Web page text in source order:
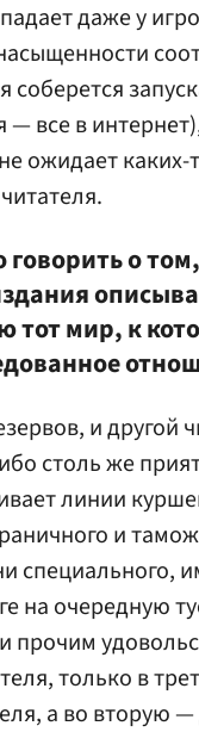
даже у
соберется
все в
ожидает каких-
о
тот мир, к
и другой
столь же
линии
и
специального,
на очередную
прочим
только в
а во вторую